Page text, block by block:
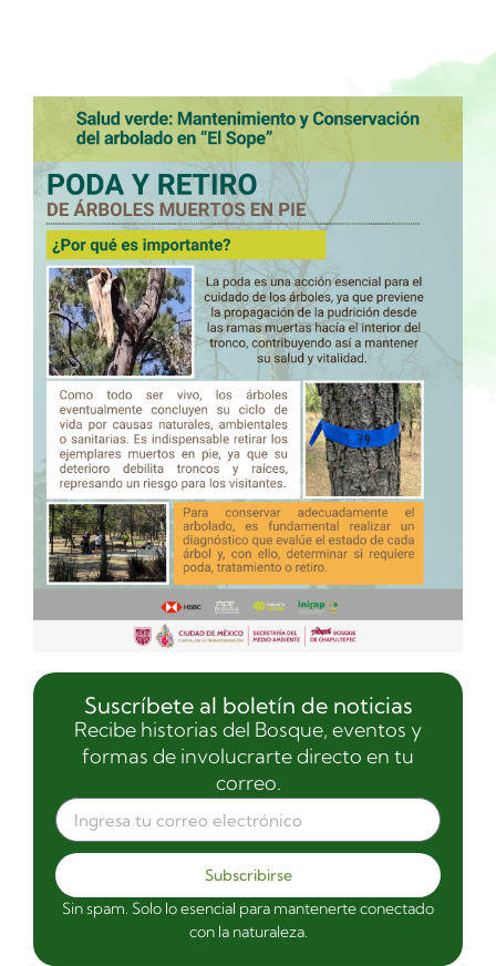
Suscríbete al boletín de noticias
Recibe historias del Bosque, eventos y
formas de involucrarte directo en tu
correo.
Subscribirse
Sin spam. Solo lo esencial para mantenerte conectado
con la naturaleza.